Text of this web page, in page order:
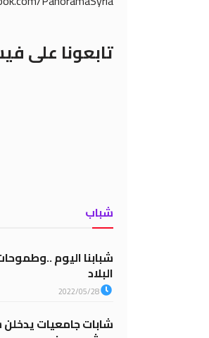
تابعونا على
شباب
شبابنا اليوم
البلاد
2022/05/28
شابات جامعيات